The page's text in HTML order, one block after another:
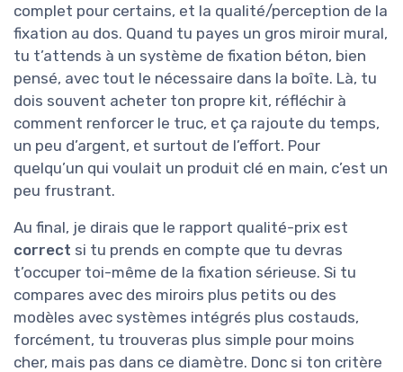
complet pour certains, et la qualité/perception de la
fixation au dos. Quand tu payes un gros miroir mural,
tu t’attends à un système de fixation béton, bien
pensé, avec tout le nécessaire dans la boîte. Là, tu
dois souvent acheter ton propre kit, réfléchir à
comment renforcer le truc, et ça rajoute du temps,
un peu d’argent, et surtout de l’effort. Pour
quelqu’un qui voulait un produit clé en main, c’est un
peu frustrant.
Au final, je dirais que le rapport qualité-prix est
correct si tu prends en compte que tu devras
t’occuper toi-même de la fixation sérieuse. Si tu
compares avec des miroirs plus petits ou des
modèles avec systèmes intégrés plus costauds,
forcément, tu trouveras plus simple pour moins
cher, mais pas dans ce diamètre. Donc si ton critère